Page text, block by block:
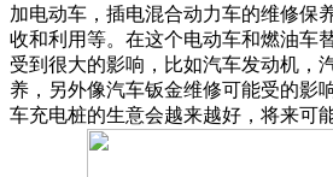
加电动车，插电混合动力车的维修保
收和利用等。在这个电动车和燃油车
受到很大的影响，比如汽车发动机，
养，另外像汽车钣金维修可能受的影
车充电桩的生意会越来越好，将来可